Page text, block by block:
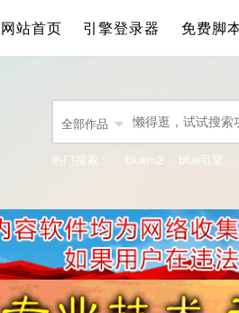
网站首页 引擎登录器 免费脚
全部作品
热门搜索： bluem2 blue引擎